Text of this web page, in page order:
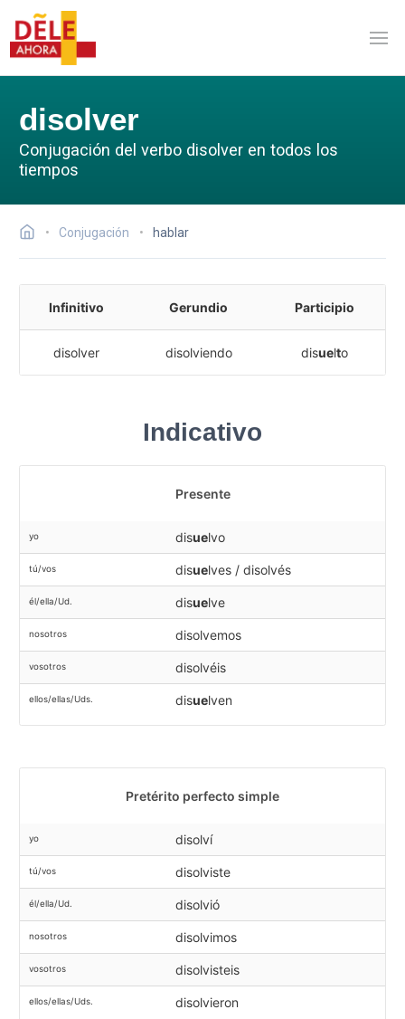
disolver
Conjugación del verbo disolver en todos los
tiempos
Conjugación hablar
Infinitivo Gerundio Participio
disolver disolviendo disuelto
Indicativo
Presente
yo disuelvo
tú/vos disuelves / disolvés
él/ella/Ud. disuelve
nosotros disolvemos
vosotros disolvéis
ellos/ellas/Uds. disuelven
Pretérito perfecto simple
yo disolví
tú/vos disolviste
él/ella/Ud. disolvió
nosotros disolvimos
vosotros disolvisteis
ellos/ellas/Uds. disolvieron